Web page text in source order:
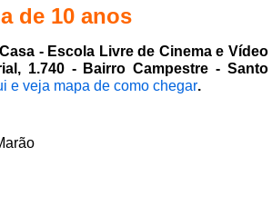
de 10 anos
- Escola Livre de Cinema e Vídeo
1.740 - Bairro Campestre - Santo
e veja mapa de como chegar.